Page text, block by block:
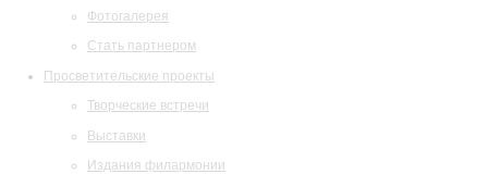
Фотогалерея
Стать партнером
Просветительские проекты
Творческие встречи
Выставки
Издания филармонии